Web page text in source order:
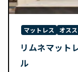
マットレス オス
リムネマット
ル